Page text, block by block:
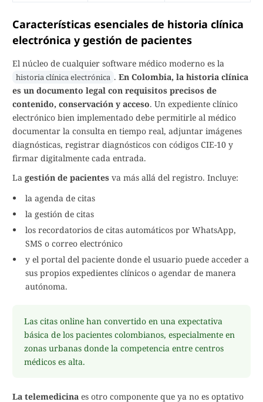
Características esenciales de historia clínica
electrónica y gestión de pacientes
El núcleo de cualquier software médico moderno es la
historia clínica electrónica . En Colombia, la historia clínica
es un documento legal con requisitos precisos de
contenido, conservación y acceso. Un expediente clínico
electrónico bien implementado debe permitirle al médico
documentar la consulta en tiempo real, adjuntar imágenes
diagnósticas, registrar diagnósticos con códigos CIE-10 y
firmar digitalmente cada entrada.
La gestión de pacientes va más allá del registro. Incluye:
la agenda de citas
la gestión de citas
los recordatorios de citas automáticos por WhatsApp,
SMS o correo electrónico
y el portal del paciente donde el usuario puede acceder a
sus propios expedientes clínicos o agendar de manera
autónoma.
Las citas online han convertido en una expectativa
básica de los pacientes colombianos, especialmente en
zonas urbanas donde la competencia entre centros
médicos es alta.
La telemedicina es otro componente que ya no es optativo